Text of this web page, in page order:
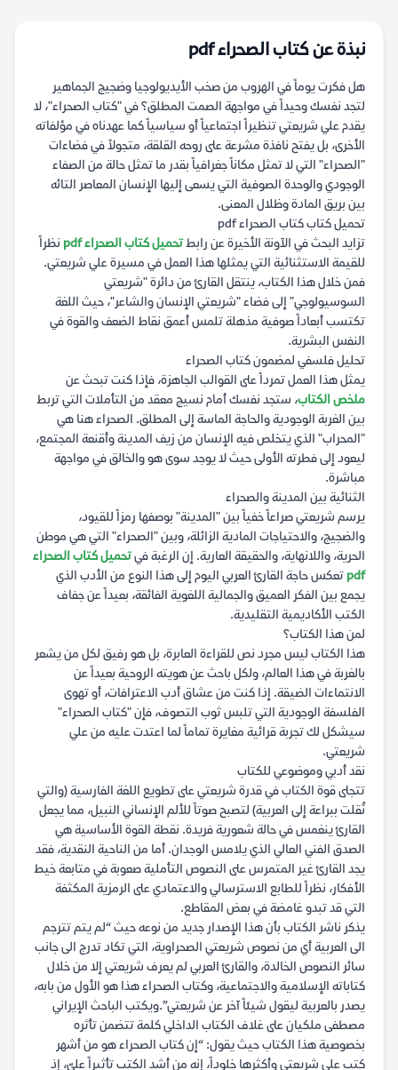
نبذة عن كتاب الصحراء pdf
هل فكرت يوماً في الهروب من صخب الأيديولوجيا وضجيج الجماهير
لتجد نفسك وحيداً في مواجهة الصمت المطلق؟ في "كتاب الصحراء"، لا
يقدم علي شريعتي تنظيراً اجتماعياً أو سياسياً كما عهدناه في مؤلفاته
الأخرى، بل يفتح نافذة مشرعة على روحه القلقة، متجولاً في فضاءات
"الصحراء" التي لا تمثل مكاناً جغرافياً بقدر ما تمثل حالة من الصفاء
الوجودي والوحدة الصوفية التي يسعى إليها الإنسان المعاصر التائه
بين بريق المادة وظلال المعنى.
تحميل كتاب كتاب الصحراء pdf
تزايد البحث في الآونة الأخيرة عن رابطتحميل كتاب الصحراء pdf
نظراً
للقيمة الاستثنائية التي يمثلها هذا العمل في مسيرة علي شريعتي.
فمن خلال هذا الكتاب، ينتقل القارئ من دائرة "شريعتي
السوسيولوجي" إلى فضاء "شريعتي الإنسان والشاعر"، حيث اللغة
تكتسب أبعاداً صوفية مذهلة تلمس أعمق نقاط الضعف والقوة في
النفس البشرية.
تحليل فلسفي لمضمون كتاب الصحراء
يمثل هذا العمل تمرداً على القوالب الجاهزة، فإذا كنت تبحث عن
ملخص الكتاب، ستجد نفسك أمام نسيج معقد من التأملات التي تربط
بين الغربة الوجودية والحاجة الماسة إلى المطلق. الصحراء هنا هي
"المحراب" الذي يتخلص فيه الإنسان من زيف المدينة وأقنعة المجتمع،
ليعود إلى فطرته الأولى حيث لا يوجد سوى هو والخالق في مواجهة
مباشرة.
الثنائية بين المدينة والصحراء
يرسم شريعتي صراعاً خفياً بين "المدينة" بوصفها رمزاً للقيود،
والضجيج، والاحتياجات المادية الزائلة، وبين "الصحراء" التي هي موطن
الحرية، واللانهاية، والحقيقة العارية. إن الرغبة فيتحميل كتاب الصحراء
pdf تعكس حاجة القارئ العربي اليوم إلى هذا النوع من الأدب الذي
يجمع بين الفكر العميق والجمالية اللغوية الفائقة، بعيداً عن جفاف
الكتب الأكاديمية التقليدية.
لمن هذا الكتاب؟
هذا الكتاب ليس مجرد نص للقراءة العابرة، بل هو رفيق لكل من يشعر
بالغربة في هذا العالم، ولكل باحث عن هويته الروحية بعيداً عن
الانتماءات الضيقة. إذا كنت من عشاق أدب الاعترافات، أو تهوى
الفلسفة الوجودية التي تلبس ثوب التصوف، فإن "كتاب الصحراء"
سيشكل لك تجربة قرائية مغايرة تماماً لما اعتدت عليه من علي
شريعتي.
نقد أدبي وموضوعي للكتاب
تتجلى قوة الكتاب في قدرة شريعتي على تطويع اللغة الفارسية (والتي
نُقلت ببراعة إلى العربية) لتصبح صوتاً للألم الإنساني النبيل، مما يجعل
القارئ ينغمس في حالة شعورية فريدة. نقطة القوة الأساسية هي
الصدق الفني العالي الذي يلامس الوجدان. أما من الناحية النقدية، فقد
يجد القارئ غير المتمرس على النصوص التأملية صعوبة في متابعة خيط
الأفكار، نظراً للطابع الاسترسالي والاعتمادي على الرمزية المكثفة
التي قد تبدو غامضة في بعض المقاطع.
يذكر ناشر الكتاب بأن هذا الإصدار جديد من نوعه حيث “لم يتم تترجم
الى العربية أي من نصوص شريعتي الصحراوية، التي تكاد تدرج الى جانب
سائر النصوص الخالدة، والقارئ العربي لم يعرف شريعتي إلا من خلال
كتاباته الإسلامية والاجتماعية، وكتاب الصحراء هذا هو الأول من بابه،
يصدر بالعربية ليقول شيئاً آخر عن شريعتي”.ويكتب الباحث الإيراني
مصطفى ملكيان على غلاف الكتاب الداخلي كلمة تتضمن تأثره
بخصوصية هذا الكتاب حيث يقول: “إن كتاب الصحراء هو من أشهر
كتب علي شريعتي وأكثرها خلوداً، إنه من أشد الكتب تأثيراً عليّ، إذ